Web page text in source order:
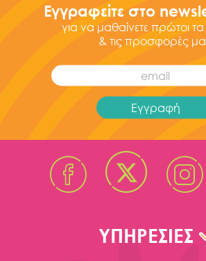
Εγγραφείτε στο
για να μαθαίνετε πρώτοι
& τις προσφορές
ΥΠΗΡΕΣΙΕΣ